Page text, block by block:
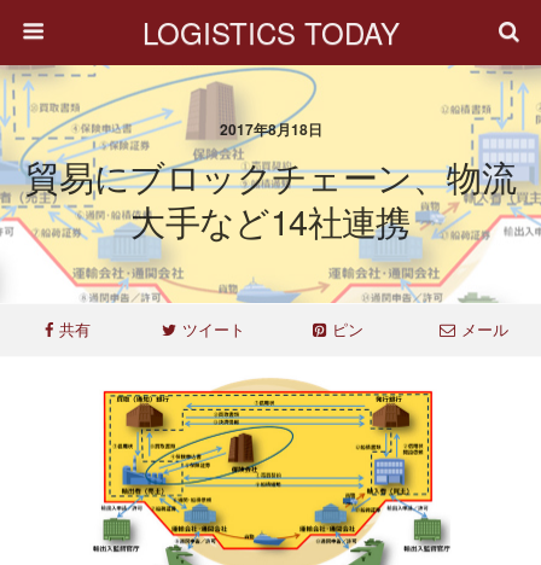
LOGISTICS TODAY
2017年8月18日
貿易にブロックチェーン、物流
大手など14社連携
共有 ツイート ピン メール